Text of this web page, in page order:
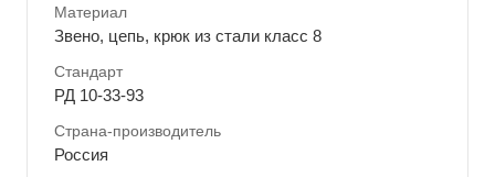
Материал
Звено, цепь, крюк из стали класс 8
Стандарт
РД 10-33-93
Страна-производитель
Россия